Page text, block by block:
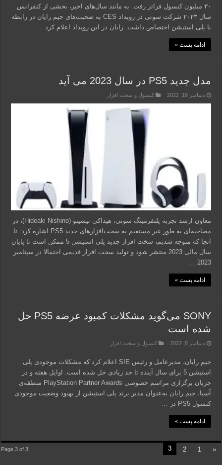
۳۰ میلیون کنسول فراتر رفت. به مانند سال‌های اخیر، بخشی از کنفرانس
سال ۲۰۲۳ شرکت سونی در رویداد CES به صحبت‌های جیم رایان در رابطه
با پلی استیشن اختصاص داشت. رایان در این رویداد اعلام کرد …
ادامه پست »
مدل جدید PS5 در سال 2023 می آید
دسامبر 18, 2022 کنسول و سخت افزار
معاون ارشد تجربه پلتفرمینگ سونی، هیداکی نیشینو (Hideaki Nishino)، در
مصاحبه‌ای به طور غیر مستقیم به سخت‌افزارهای جدید PS5 اشاره کرد. تا
آنجا که متوجه شدیم، سخت افزار جدید پلی استیشن 5 ممکن است تا پایان
سال مالی 2023 منتشر شود و تولید سخت افزار قدیمی احتمالا در سپتامبر
2023 …
ادامه پست »
SONY می‌گوید مشکلات کمبود عرضه PS5 حل
شده است
دسامبر 8, 2022 کنسول و سخت افزار
جیم رایان، مدیرعامل و رئیس SIE اعلام کرد که مشکلات موجودی پلی
استیشن 5 برای سال آینده تا حد زیادی حل شده است. اوایل هفته و در
جریان برگزاری مراسم خصوصی PlayStation Partner Awards منطقه‌ی
آسیا، جیم رایان به‌عنوان مدیر برند پلی استیشن از بهبود وضعیت موجودی
کنسول PS5 در …
ادامه پست »
Page 3 of 3 «
1
2
3